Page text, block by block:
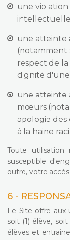
une
intellectuelle
une atteinte
(notamment
respect de la
dignité
une atteinte
mœurs
apologie
à la haine
Toute utilisation
susceptible
outre, votre
6 -
Le Site offre aux
soit (1) élève,
élèves et